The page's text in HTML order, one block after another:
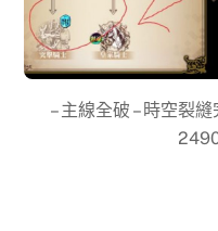
– 主線全破 – 時空裂